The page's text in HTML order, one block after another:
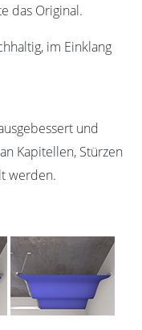
das Original.
im Einklang
und
Kapitellen, Stürzen
werden.